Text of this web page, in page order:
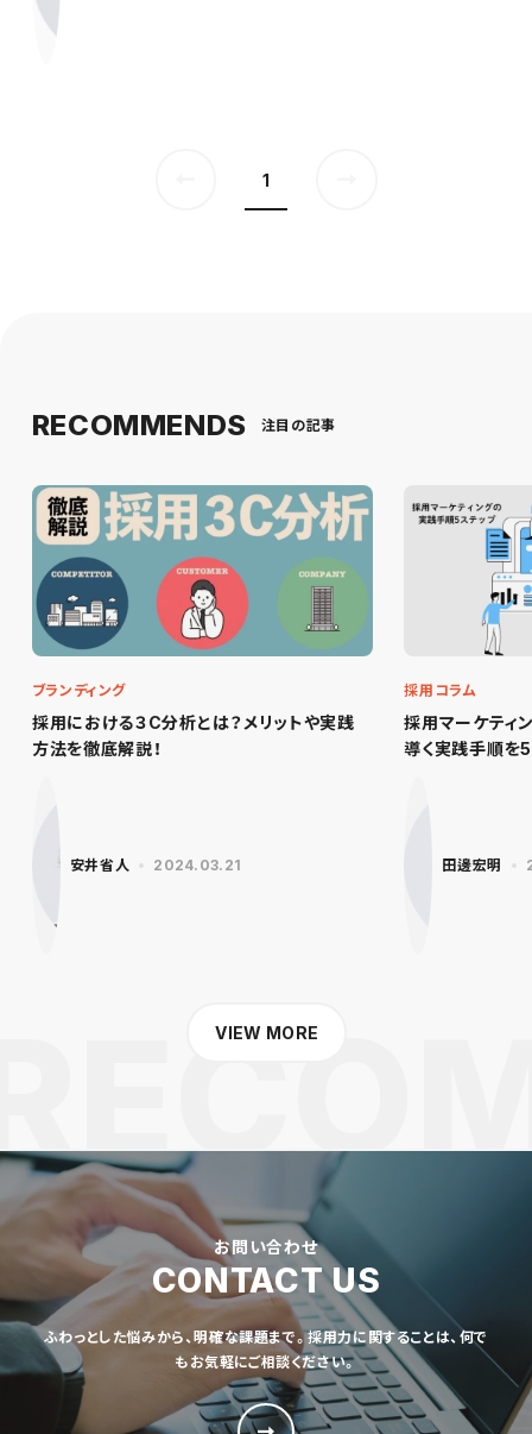
1
RECOMMENDS 注目の記事
採用における３C分析とは？メリットや実践
方法を徹底解説！
ブランディング
安井省人 2024.03.21
採用マーケティ
導く実践手順を
採用コラム
田邊宏明
VIEW MORE
お問い合わせ
CONTACT US
ふわっとした悩みから、明確な課題まで。採用力に関することは、何で
もお気軽にご相談ください。